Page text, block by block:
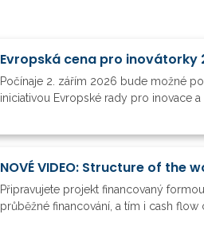
Evropská cena pro inovátorky
Počínaje 2. zářím 2026 bude možné
iniciativou Evropské rady pro inovace
NOVÉ VIDEO: Structure of the
Připravujete projekt financovaný
průběžné financování, a tím i cash flow